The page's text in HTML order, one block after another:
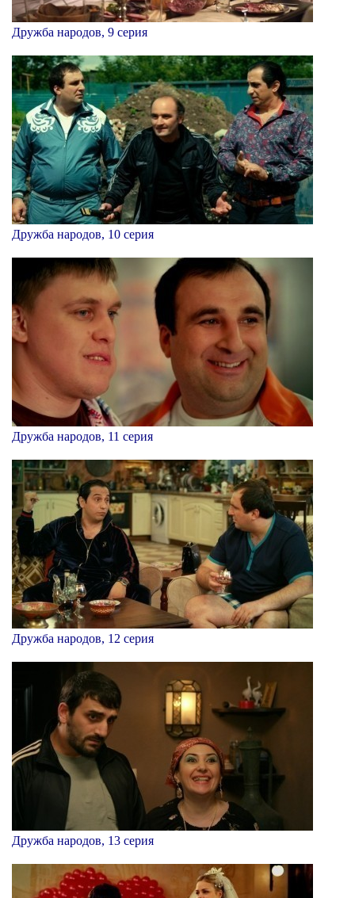
Дружба народов, 9 серия
Дружба народов, 10 серия
Дружба народов, 11 серия
Дружба народов, 12 серия
Дружба народов, 13 серия